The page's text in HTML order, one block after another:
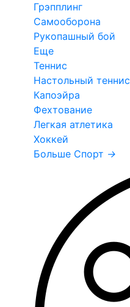
Грэпплинг
Самооборона
Рукопашный бой
Еще
Теннис
Настольный теннис
Капоэйра
Фехтование
Легкая атлетика
Хоккей
Больше Спорт →